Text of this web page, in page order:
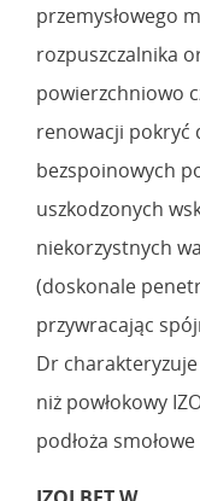
przemysłowego
rozpuszczalnika
powierzchniowo
renowacji pokryć
bezspoinowych
uszkodzonych
niekorzystnych
(doskonale
przywracając
Dr
niż powłokowy
podłoża